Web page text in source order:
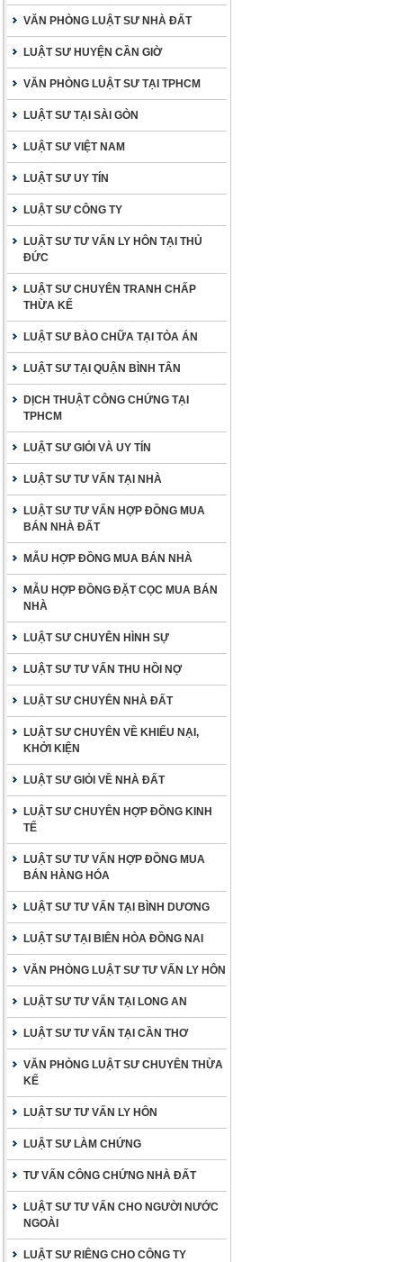
VĂN PHÒNG LUẬT SƯ NHÀ ĐẤT
LUẬT SƯ HUYỆN CẦN GIỜ
VĂN PHÒNG LUẬT SƯ TẠI TPHCM
LUẬT SƯ TẠI SÀI GÒN
LUẬT SƯ VIỆT NAM
LUẬT SƯ UY TÍN
LUẬT SƯ CÔNG TY
LUẬT SƯ TƯ VẤN LY HÔN TẠI THỦ
ĐỨC
LUẬT SƯ CHUYÊN TRANH CHẤP
THỪA KẾ
LUẬT SƯ BÀO CHỮA TẠI TÒA ÁN
LUẬT SƯ TẠI QUẬN BÌNH TÂN
DỊCH THUẬT CÔNG CHỨNG TẠI
TPHCM
LUẬT SƯ GIỎI VÀ UY TÍN
LUẬT SƯ TƯ VẤN TẠI NHÀ
LUẬT SƯ TƯ VẤN HỢP ĐỒNG MUA
BÁN NHÀ ĐẤT
MẪU HỢP ĐỒNG MUA BÁN NHÀ
MẪU HỢP ĐỒNG ĐẶT CỌC MUA BÁN
NHÀ
LUẬT SƯ CHUYÊN HÌNH SỰ
LUẬT SƯ TƯ VẤN THU HỒI NỢ
LUẬT SƯ CHUYÊN NHÀ ĐẤT
LUẬT SƯ CHUYÊN VỀ KHIẾU NẠI,
KHỞI KIỆN
LUẬT SƯ GIỎI VỀ NHÀ ĐẤT
LUẬT SƯ CHUYÊN HỢP ĐỒNG KINH
TẾ
LUẬT SƯ TƯ VẤN HỢP ĐỒNG MUA
BÁN HÀNG HÓA
LUẬT SƯ TƯ VẤN TẠI BÌNH DƯƠNG
LUẬT SƯ TẠI BIÊN HÒA ĐỒNG NAI
VĂN PHÒNG LUẬT SƯ TƯ VẤN LY HÔN
LUẬT SƯ TƯ VẤN TẠI LONG AN
LUẬT SƯ TƯ VẤN TẠI CẦN THƠ
VĂN PHÒNG LUẬT SƯ CHUYÊN THỪA
KẾ
LUẬT SƯ TƯ VẤN LY HÔN
LUẬT SƯ LÀM CHỨNG
TƯ VẤN CÔNG CHỨNG NHÀ ĐẤT
LUẬT SƯ TƯ VẤN CHO NGƯỜI NƯỚC
NGOÀI
LUẬT SƯ RIÊNG CHO CÔNG TY